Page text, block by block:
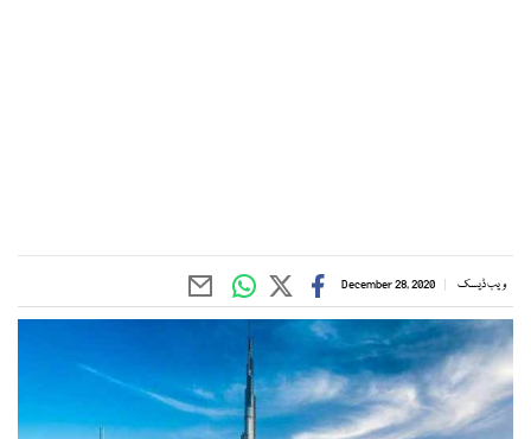
ویب ڈیسک December 28, 2020